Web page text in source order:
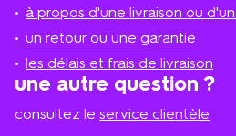
à propos d'une livraison ou
un retour ou une garantie
les délais et frais de livraison
une autre question ?
consultez le service clientèle
le
plus
proche